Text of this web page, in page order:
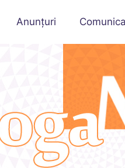
Anunțuri